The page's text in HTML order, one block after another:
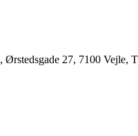
Ørstedsgade 27, 7100 Vejle,